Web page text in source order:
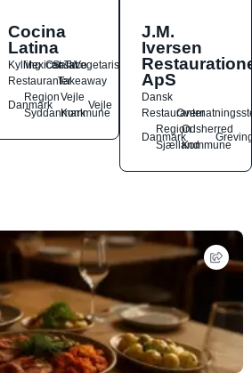
Cocina
Latina
Kylling
Mexicansk
OstSalat
TacoVegetarisk
RestauranterTakeaway
Danmark
Region
Syddanmark
Vejle
Kommune
Vejle
J.M.
Iversen
ApS
Dansk
Restauranter
Danmark
Region
Sjælland
Odsherred
Kommune